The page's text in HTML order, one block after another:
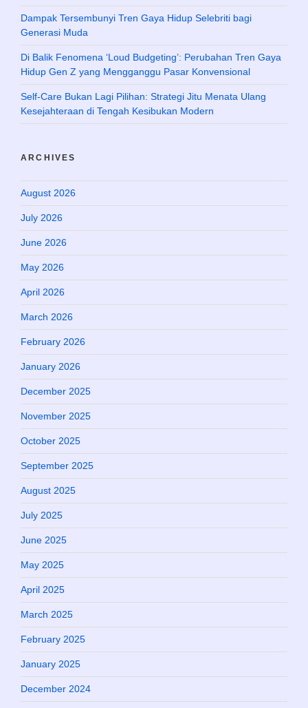
Dampak Tersembunyi Tren Gaya Hidup Selebriti bagi
Generasi Muda
Di Balik Fenomena ‘Loud Budgeting’: Perubahan Tren Gaya
Hidup Gen Z yang Mengganggu Pasar Konvensional
Self-Care Bukan Lagi Pilihan: Strategi Jitu Menata Ulang
Kesejahteraan di Tengah Kesibukan Modern
ARCHIVES
August 2026
July 2026
June 2026
May 2026
April 2026
March 2026
February 2026
January 2026
December 2025
November 2025
October 2025
September 2025
August 2025
July 2025
June 2025
May 2025
April 2025
March 2025
February 2025
January 2025
December 2024